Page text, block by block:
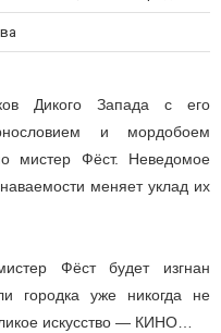
Дикого Запада с его
и мордобоем
мистер Фёст. Неведомое
меняет уклад их
Фёст будет изгнан
городка уже никогда не
искусство — КИНО…